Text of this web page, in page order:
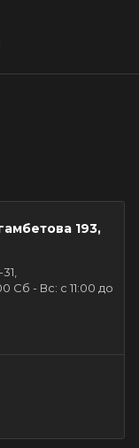
193,
Сб - Вс: с 11:00 до